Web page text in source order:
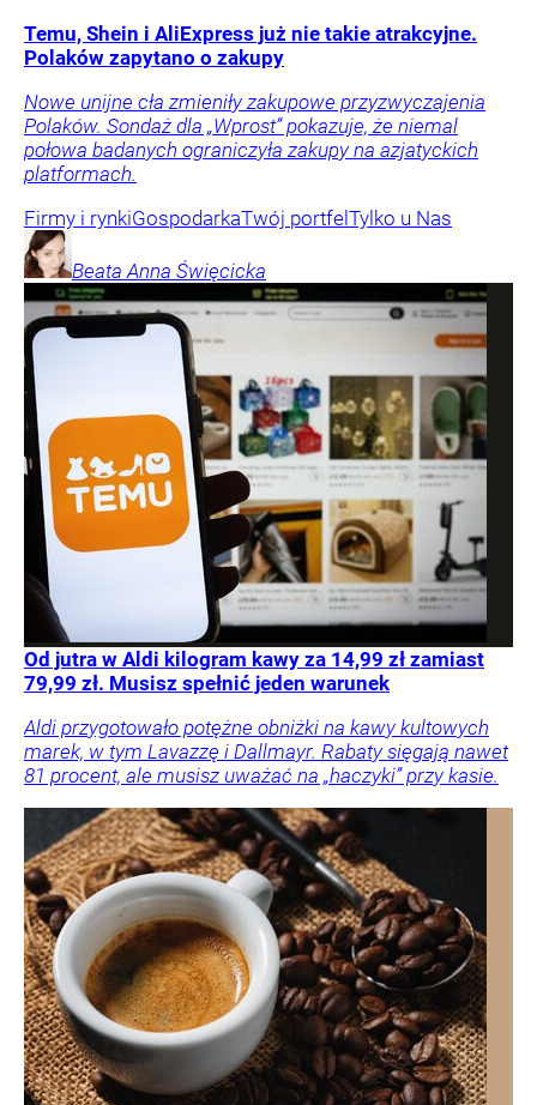
Temu, Shein i AliExpress już nie takie atrakcyjne.
Polaków zapytano o zakupy
Nowe unijne cła zmieniły zakupowe przyzwyczajenia
Polaków. Sondaż dla „Wprost” pokazuje, że niemal
połowa badanych ograniczyła zakupy na azjatyckich
platformach.
Firmy i rynkiGospodarkaTwój portfel Tylko u Nas
Beata Anna Święcicka
Od jutra w Aldi kilogram kawy za 14,99 zł zamiast
79,99 zł. Musisz spełnić jeden warunek
Aldi przygotowało potężne obniżki na kawy kultowych
marek, w tym Lavazzę i Dallmayr. Rabaty sięgają nawet
81 procent, ale musisz uważać na „haczyki” przy kasie.